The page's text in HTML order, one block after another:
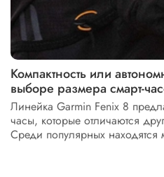
Компактность или
выборе размера смарт-
Линейка Garmin Fenix 8
часы, которые отличаются
Среди популярных